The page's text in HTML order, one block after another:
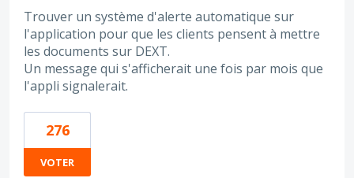
Trouver un système d'alerte automatique sur
l'application pour que les clients pensent à mettre
les documents sur DEXT.
Un message qui s'afficherait une fois par mois que
l'appli signalerait.
276
VOTER